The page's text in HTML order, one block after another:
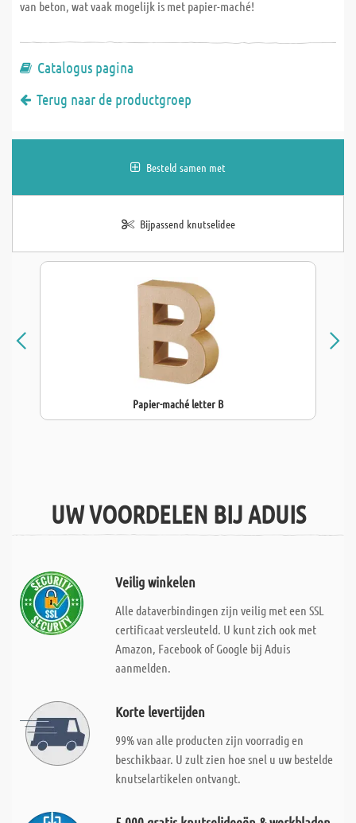
van beton, wat vaak mogelijk is met papier-maché!
Catalogus pagina
Terug naar de productgroep
Besteld samen met
Bijpassend knutselidee
Papier-maché letter B
UW VOORDELEN BIJ ADUIS
Veilig winkelen
Alle dataverbindingen zijn veilig met een SSL
certificaat versleuteld. U kunt zich ook met
Amazon, Facebook of Google bij Aduis
aanmelden.
Korte levertijden
99% van alle producten zijn voorradig en
beschikbaar. U zult zien hoe snel u uw bestelde
knutselartikelen ontvangt.